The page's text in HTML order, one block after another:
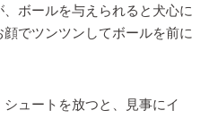
ボールを与えられると犬心に
でツンツンしてボールを前に
ュートを放つと、見事にイ